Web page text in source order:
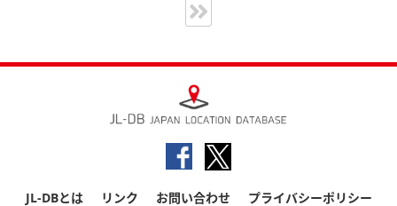
JL-DBとは リンク お問い合わせ プライバシーポリシー